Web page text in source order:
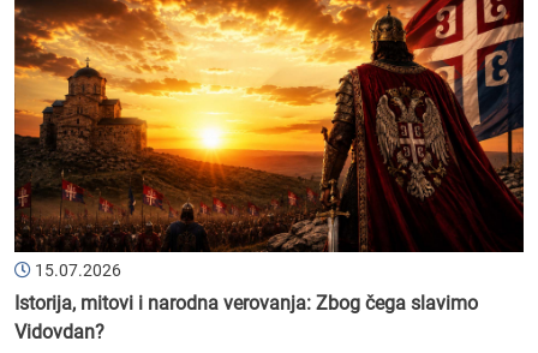
15.07.2026
Istorija, mitovi i narodna verovanja: Zbog čega slavimo
Vidovdan?